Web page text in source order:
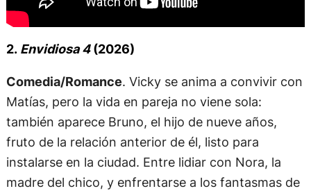
2. Envidiosa 4(2026)
Comedia/Romance. Vicky se anima a convivir con
Matías, pero la vida en pareja no viene sola:
también aparece Bruno, el hijo de nueve años,
fruto de la relación anterior de él, listo para
instalarse en la ciudad. Entre lidiar con Nora, la
madre del chico, y enfrentarse a los fantasmas de